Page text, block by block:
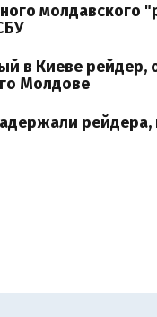
молдавского
в Киеве рейдер,
Молдове